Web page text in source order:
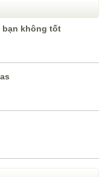
bạn không tốt